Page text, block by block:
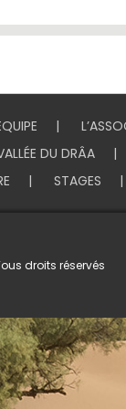
DU DRÂA
STAGES
droits réservés